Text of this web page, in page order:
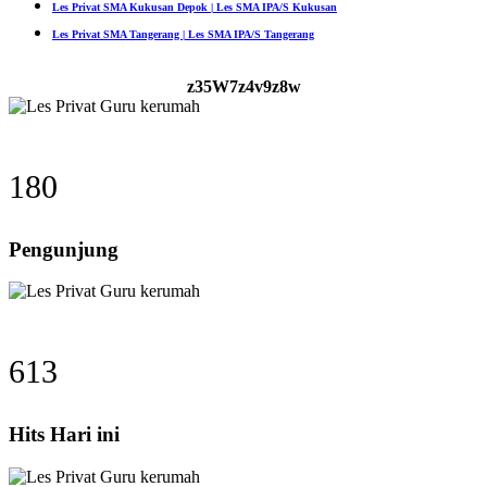
Les Privat SMA Kukusan Depok | Les SMA IPA/S Kukusan
Les Privat SMA Tangerang | Les SMA IPA/S Tangerang
z35W7z4v9z8w
180
Pengunjung
613
Hits Hari ini